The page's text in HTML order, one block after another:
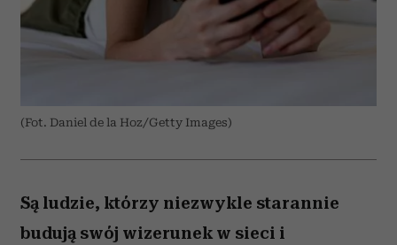
(Fot. Daniel de la Hoz/Getty Images)
Są ludzie, którzy niezwykle starannie
budują swój wizerunek w sieci i